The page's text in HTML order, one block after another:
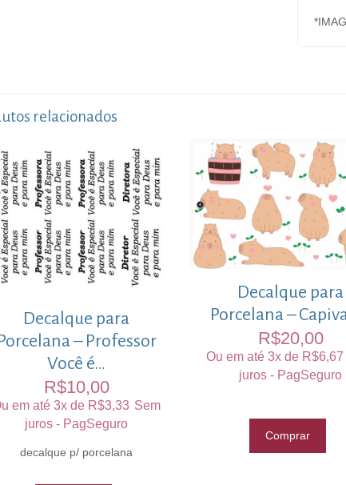
relacionados
Decalque para
– Professor
Você é…
R$10,00
em até 3x de R$3,33 Sem
juros - PagSeguro
decalque p/ porcelana
Decalque para
Porcelana –
R$20,00
Ou em até 3x de R$6,67
juros - PagSeguro
Comprar